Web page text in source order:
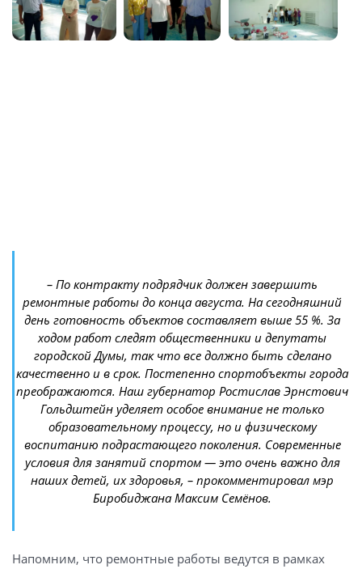
– По контракту подрядчик должен завершить
ремонтные работы до конца августа. На сегодняшний
день готовность объектов составляет выше 55 %. За
ходом работ следят общественники и депутаты
городской Думы, так что все должно быть сделано
качественно и в срок. Постепенно спортобъекты города
преображаются. Наш губернатор Ростислав Эрнстович
Гольдштейн уделяет особое внимание не только
образовательному процессу, но и физическому
воспитанию подрастающего поколения. Современные
условия для занятий спортом — это очень важно для
наших детей, их здоровья, – прокомментировал мэр
Биробиджана Максим Семёнов.
Напомним, что ремонтные работы ведутся в рамках